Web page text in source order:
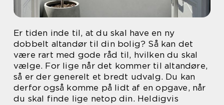
Er tiden inde til, at du skal have en ny
dobbelt altandør til din bolig? Så kan det
være rart med gode råd til, hvilken du skal
vælge. For lige når det kommer til altandøre,
så er der generelt et bredt udvalg. Du kan
derfor også komme på lidt af en opgave, når
du skal finde lige netop din. Heldigvis